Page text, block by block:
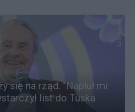
East News
się na rząd. "Napluł mi
list do Tuska